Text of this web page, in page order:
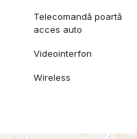
Telecomandă poartă
acces auto
Videointerfon
Wireless